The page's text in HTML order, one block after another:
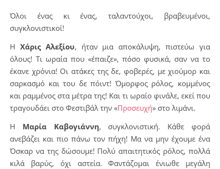
Όλοι ένας κι ένας, ταλαντούχοι, βραβευμένοι,
συγκλονιστικοί!
Η Χάρις Αλεξίου, ήταν μια αποκάλυψη, πιστεύω για
όλους! Τι ωραία που «έπαιζε», πόσο φυσικά, σαν να το
έκανε χρόνια! Οι ατάκες της δε, φοβερές, με χιούμορ και
σαρκασμό και του δε πόιντ! Όμορφος ρόλος, κομμένος
και ραμμένος στα μέτρα της! Και τι ωραίο φινάλε, εκεί που
τραγουδάει στο Φεστιβάλ την «Προσευχή» στο λιμάνι.
Η Μαρία Καβογιάννη, συγκλονιστική. Κάθε φορά
ανεβάζει και πιο πάνω τον πήχη! Μα να μην έχουμε ένα
Όσκαρ να της δώσουμε! Πολύ απαιτητικός ρόλος, πολλά
κιλά βαρύς, όχι αστεία. Φαντάζομαι ένιωθε μεγάλη